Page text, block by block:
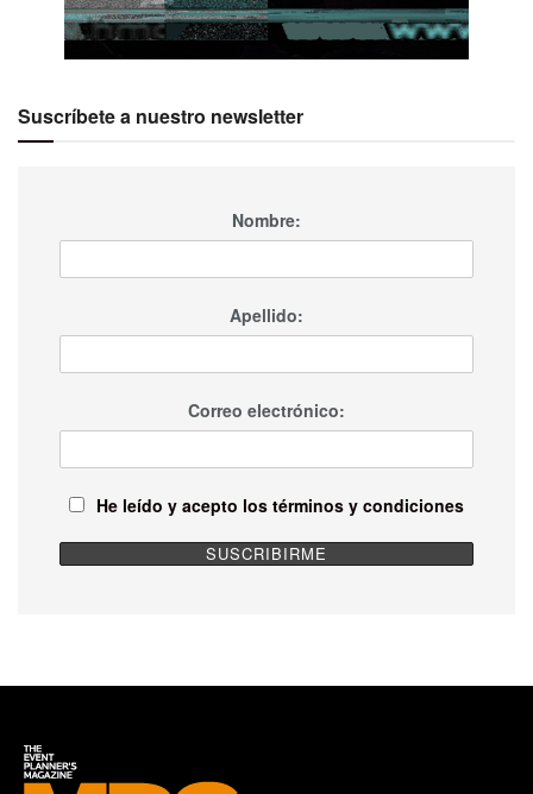
Suscríbete a nuestro newsletter
Nombre:
Apellido:
Correo electrónico:
He leído y acepto los términos y condiciones